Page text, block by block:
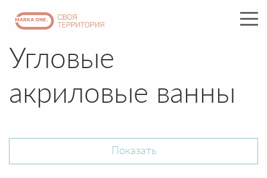
Угловые
акриловые ванны